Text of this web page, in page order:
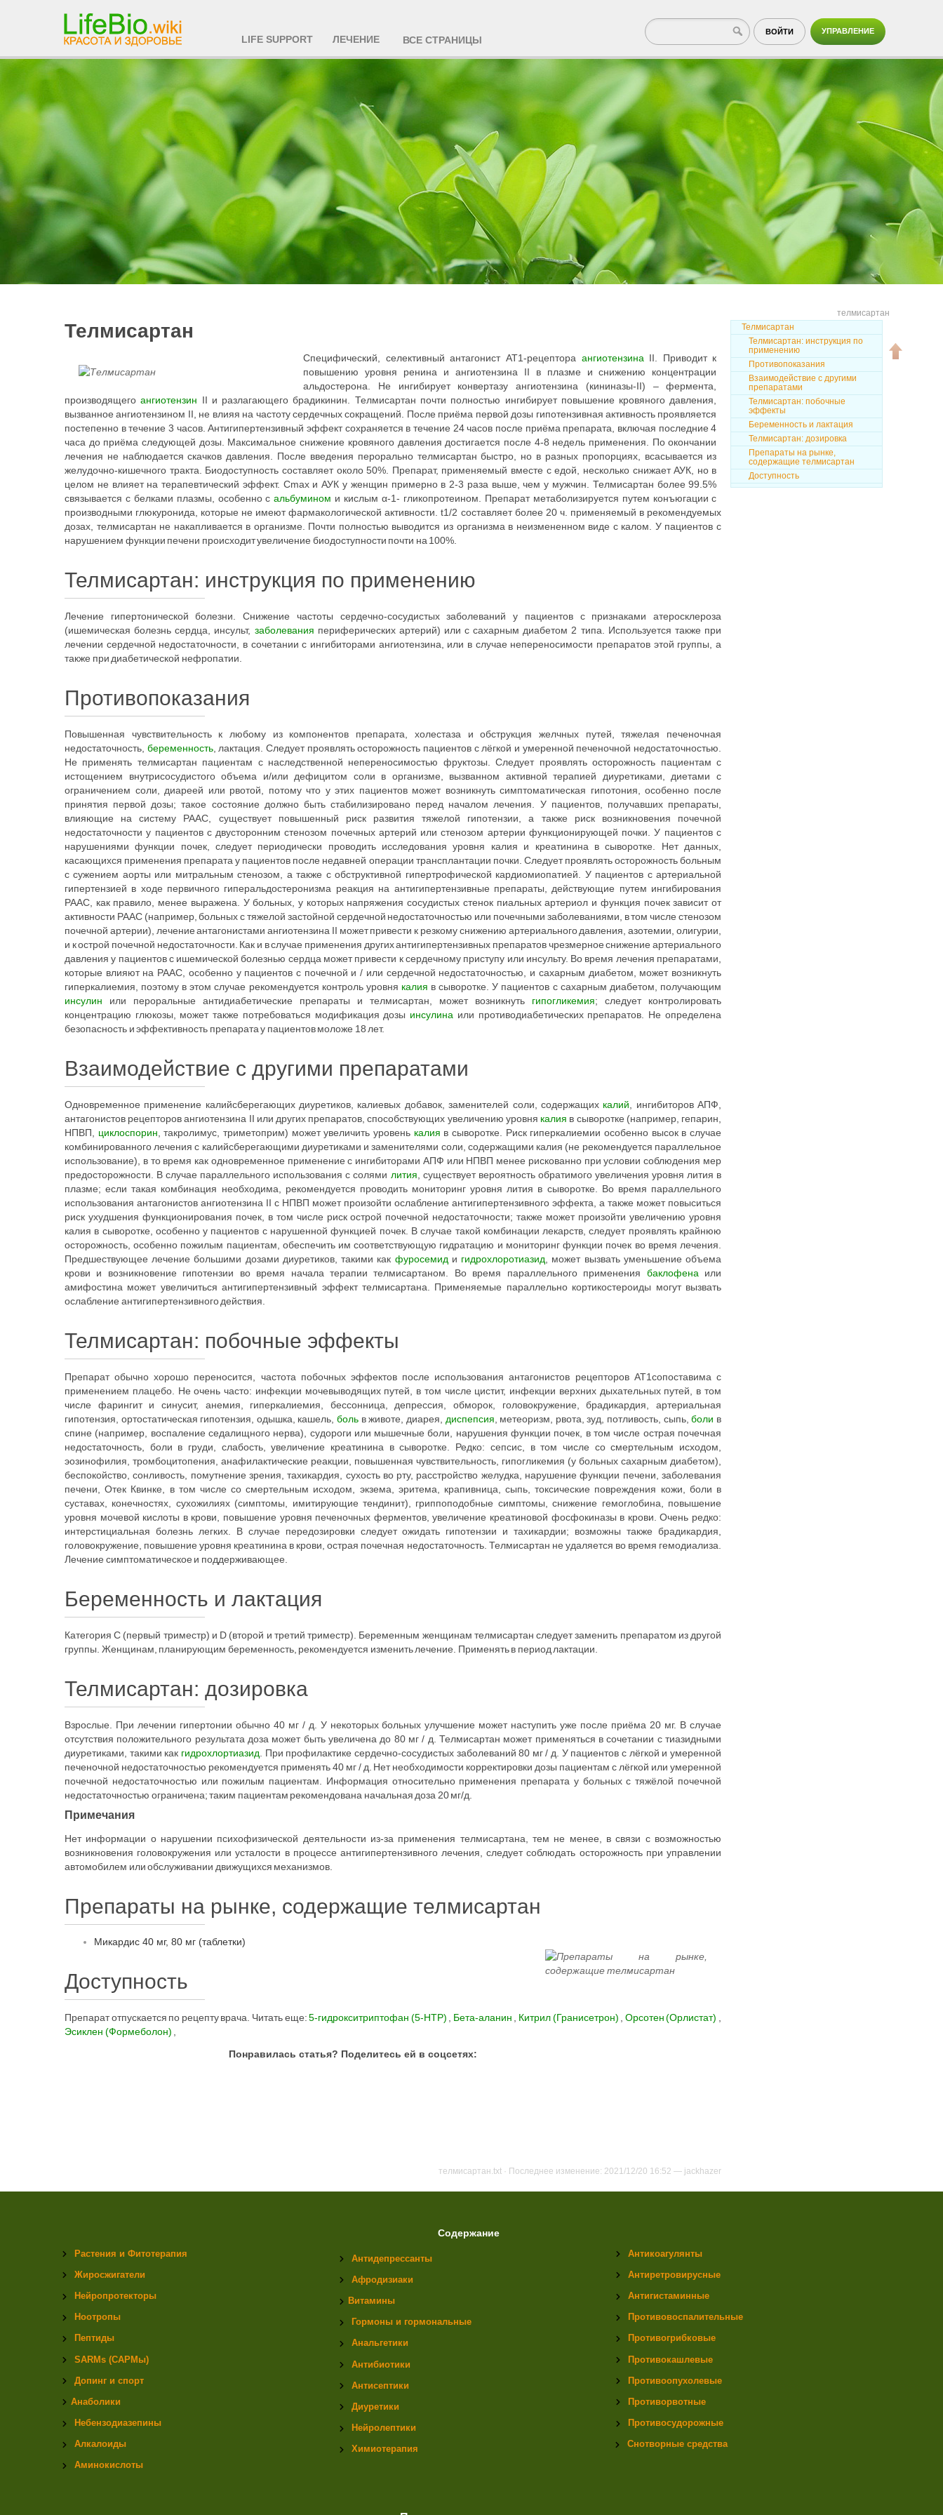
УПРАВЛЕНИЕ
ВОЙТИ
LIFE SUPPORT ЛЕЧЕНИЕ ВСЕ СТРАНИЦЫ
телмисартан
Телмисартан
Телмисартан: инструкция по
применению
Противопоказания
Взаимодействие с другими
препаратами
Телмисартан: побочные
эффекты
Беременность и лактация
Телмисартан: дозировка
Препараты на рынке,
содержащие телмисартан
Доступность
Телмисартан
Специфический, селективный антагонист AT1-рецептора ангиотензинаII. Приводит к
повышению уровня ренина и ангиотензина II в плазме и снижению концентрации
альдостерона. Не ингибирует конвертазу ангиотензина (кининазы-II) – фермента,
производящегоангиотензин II и разлагающего брадикинин. Телмисартан почти полностью ингибирует повышение кровяного давления,
вызванное ангиотензином II, не влияя на частоту сердечных сокращений. После приёма первой дозы гипотензивная активность проявляется
постепенно в течение 3 часов. Антигипертензивный эффект сохраняется в течение 24 часов после приёма препарата, включая последние 4
часа до приёма следующей дозы. Максимальное снижение кровяного давления достигается после 4-8 недель применения. По окончании
лечения не наблюдается скачков давления. После введения перорально телмисартан быстро, но в разных пропорциях, всасывается из
желудочно-кишечного тракта. Биодоступность составляет около 50%. Препарат, применяемый вместе с едой, несколько снижает АУК, но в
целом не влияет на терапевтический эффект. Cmax и АУК у женщин примерно в 2-3 раза выше, чем у мужчин. Телмисартан более 99.5%
связывается с белками плазмы, особенно сальбумином и кислым α-1- гликопротеином. Препарат метаболизируется путем конъюгации с
производными глюкуронида, которые не имеют фармакологической активности. t1/2 составляет более 20 ч. применяемый в рекомендуемых
дозах, телмисартан не накапливается в организме. Почти полностью выводится из организма в неизмененном виде с калом. У пациентов с
нарушением функции печени происходит увеличение биодоступности почти на 100%.
Телмисартан: инструкция по применению
Лечение гипертонической болезни. Снижение частоты сердечно-сосудистых заболеваний у пациентов с признаками атеросклероза
(ишемическая болезнь сердца, инсульт, заболевания периферических артерий) или с сахарным диабетом 2 типа. Используется также при
лечении сердечной недостаточности, в сочетании с ингибиторами ангиотензина, или в случае непереносимости препаратов этой группы, а
также при диабетической нефропатии.
Противопоказания
Повышенная чувствительность к любому из компонентов препарата, холестаза и обструкция желчных путей, тяжелая печеночная
недостаточность, беременность, лактация. Следует проявлять осторожность пациентов с лёгкой и умеренной печеночной недостаточностью.
Не применять телмисартан пациентам с наследственной непереносимостью фруктозы. Следует проявлять осторожность пациентам с
истощением внутрисосудистого объема и/или дефицитом соли в организме, вызванном активной терапией диуретиками, диетами с
ограничением соли, диареей или рвотой, потому что у этих пациентов может возникнуть симптоматическая гипотония, особенно после
принятия первой дозы; такое состояние должно быть стабилизировано перед началом лечения. У пациентов, получавших препараты,
влияющие на систему РААС, существует повышенный риск развития тяжелой гипотензии, а также риск возникновения почечной
недостаточности у пациентов с двусторонним стенозом почечных артерий или стенозом артерии функционирующей почки. У пациентов с
нарушениями функции почек, следует периодически проводить исследования уровня калия и креатинина в сыворотке. Нет данных,
касающихся применения препарата у пациентов после недавней операции трансплантации почки. Следует проявлять осторожность больным
с сужением аорты или митральным стенозом, а также с обструктивной гипертрофической кардиомиопатией. У пациентов с артериальной
гипертензией в ходе первичного гиперальдостеронизма реакция на антигипертензивные препараты, действующие путем ингибирования
РААС, как правило, менее выражена. У больных, у которых напряжения сосудистых стенок пиальных артериол и функция почек зависит от
активности РААС (например, больных с тяжелой застойной сердечной недостаточностью или почечными заболеваниями, в том числе стенозом
почечной артерии), лечение антагонистами ангиотензина II может привести к резкому снижению артериального давления, азотемии, олигурии,
и к острой почечной недостаточности. Как и в случае применения других антигипертензивных препаратов чрезмерное снижение артериального
давления у пациентов с ишемической болезнью сердца может привести к сердечному приступу или инсульту. Во время лечения препаратами,
которые влияют на РААС, особенно у пациентов с почечной и / или сердечной недостаточностью, и сахарным диабетом, может возникнуть
гиперкалиемия, поэтому в этом случае рекомендуется контроль уровня калия в сыворотке. У пациентов с сахарным диабетом, получающим
инсулин или пероральные антидиабетические препараты и телмисартан, может возникнуть гипогликемия; следует контролировать
концентрацию глюкозы, может также потребоваться модификация дозы инсулина или противодиабетических препаратов. Не определена
безопасность и эффективность препарата у пациентов моложе 18 лет.
Взаимодействие с другими препаратами
Одновременное применение калийсберегающих диуретиков, калиевых добавок, заменителей соли, содержащих калий, ингибиторов АПФ,
антагонистов рецепторов ангиотензина II или других препаратов, способствующих увеличению уровня калия в сыворотке (например, гепарин,
НПВП, циклоспорин, такролимус, триметоприм) может увеличить уровень калия в сыворотке. Риск гиперкалиемии особенно высок в случае
комбинированного лечения с калийсберегающими диуретиками и заменителями соли, содержащими калия (не рекомендуется параллельное
использование), в то время как одновременное применение с ингибиторами АПФ или НПВП менее рискованно при условии соблюдения мер
предосторожности. В случае параллельного использования с солями лития, существует вероятность обратимого увеличения уровня лития в
плазме; если такая комбинация необходима, рекомендуется проводить мониторинг уровня лития в сыворотке. Во время параллельного
использования антагонистов ангиотензина II с НПВП может произойти ослабление антигипертензивного эффекта, а также может повыситься
риск ухудшения функционирования почек, в том числе риск острой почечной недостаточности; также может произойти увеличению уровня
калия в сыворотке, особенно у пациентов с нарушенной функцией почек. В случае такой комбинации лекарств, следует проявлять крайнюю
осторожность, особенно пожилым пациентам, обеспечить им соответствующую гидратацию и мониторинг функции почек во время лечения.
Предшествующее лечение большими дозами диуретиков, такими как фуросемиди гидрохлоротиазид, может вызвать уменьшение объема
крови и возникновение гипотензии во время начала терапии телмисартаном. Во время параллельного применения баклофенаили
амифостина может увеличиться антигипертензивный эффект телмисартана. Применяемые параллельно кортикостероиды могут вызвать
ослабление антигипертензивного действия.
Телмисартан: побочные эффекты
Препарат обычно хорошо переносится, частота побочных эффектов после использования антагонистов рецепторов АТ1сопоставима с
применением плацебо. Не очень часто: инфекции мочевыводящих путей, в том числе цистит, инфекции верхних дыхательных путей, в том
числе фарингит и синусит, анемия, гиперкалиемия, бессонница, депрессия, обморок, головокружение, брадикардия, артериальная
гипотензия, ортостатическая гипотензия, одышка, кашель,боль в животе, диарея, диспепсия, метеоризм, рвота, зуд, потливость, сыпь,боли в
спине (например, воспаление седалищного нерва), судороги или мышечные боли, нарушения функции почек, в том числе острая почечная
недостаточность, боли в груди, слабость, увеличение креатинина в сыворотке. Редко: сепсис, в том числе со смертельным исходом,
эозинофилия, тромбоцитопения, анафилактические реакции, повышенная чувствительность, гипогликемия (у больных сахарным диабетом),
беспокойство, сонливость, помутнение зрения, тахикардия, сухость во рту, расстройство желудка, нарушение функции печени, заболевания
печени, Отек Квинке, в том числе со смертельным исходом, экзема, эритема, крапивница, сыпь, токсические повреждения кожи, боли в
суставах, конечностях, сухожилиях (симптомы, имитирующие тендинит), гриппоподобные симптомы, снижение гемоглобина, повышение
уровня мочевой кислоты в крови, повышение уровня печеночных ферментов, увеличение креатиновой фосфокиназы в крови. Очень редко:
интерстициальная болезнь легких. В случае передозировки следует ожидать гипотензии и тахикардии; возможны также брадикардия,
головокружение, повышение уровня креатинина в крови, острая почечная недостаточность. Телмисартан не удаляется во время гемодиализа.
Лечение симптоматическое и поддерживающее.
Беременность и лактация
Категория C (первый триместр) и D (второй и третий триместр). Беременным женщинам телмисартан следует заменить препаратом из другой
группы. Женщинам, планирующим беременность, рекомендуется изменить лечение. Применять в период лактации.
Телмисартан: дозировка
Взрослые. При лечении гипертонии обычно 40 мг / д. У некоторых больных улучшение может наступить уже после приёма 20 мг. В случае
отсутствия положительного результата доза может быть увеличена до 80 мг / д. Телмисартан может применяться в сочетании с тиазидными
диуретиками, такими как гидрохлортиазид. При профилактике сердечно-сосудистых заболеваний 80 мг / д. У пациентов с лёгкой и умеренной
печеночной недостаточностью рекомендуется применять 40 мг / д. Нет необходимости корректировки дозы пациентам с лёгкой или умеренной
почечной недостаточностью или пожилым пациентам. Информация относительно применения препарата у больных с тяжёлой почечной
недостаточностью ограничена; таким пациентам рекомендована начальная доза 20 мг/д.
Примечания
Нет информации о нарушении психофизической деятельности из-за применения телмисартана, тем не менее, в связи с возможностью
возникновения головокружения или усталости в процессе антигипертензивного лечения, следует соблюдать осторожность при управлении
автомобилем или обслуживании движущихся механизмов.
Препараты на рынке, содержащие телмисартан
Микардис 40 мг, 80 мг (таблетки)
Доступность
Препарат отпускается по рецепту врача. Читать еще:5-гидрокситриптофан (5-HTP) , Бета-аланин , Китрил (Гранисетрон) , Орсотен (Орлистат) ,
Эсиклен (Формеболон) ,
Понравилась статья? Поделитесь ей в соцсетях:
телмисартан.txt · Последнее изменение: 2021/12/20 16:52 — jackhazer
Содержание
Растения и Фитотерапия
Жиросжигатели
Нейропротекторы
Ноотропы
Пептиды
SARMs (САРМы)
Допинг и спорт
Анаболики
Небензодиазепины
Алкалоиды
Аминокислоты
Антидепрессанты
Афродизиаки
Витамины
Гормоны и гормональные
Анальгетики
Антибиотики
Антисептики
Диуретики
Нейролептики
Химиотерапия
Антикоагулянты
Антиретровирусные
Антигистаминные
Противовоспалительные
Противогрибковые
Противокашлевые
Противоопухолевые
Противорвотные
Противосудорожные
Снотворные средства